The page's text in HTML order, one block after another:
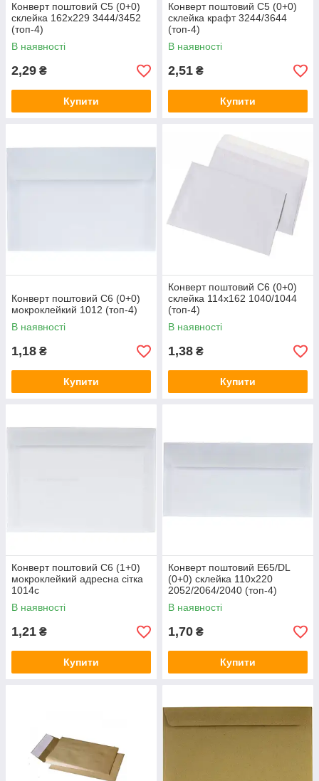
Конверт поштовий C5 (0+0)
склейка 162х229 3444/3452
(топ-4)
В наявності
2,29 ₴
Купити
Конверт поштовий C5 (0+0)
склейка крафт 3244/3644
(топ-4)
В наявності
2,51 ₴
Купити
Конверт поштовий C6 (0+0)
мокроклейкий 1012 (топ-4)
В наявності
1,18 ₴
Купити
Конверт поштовий C6 (0+0)
склейка 114х162 1040/1044
(топ-4)
В наявності
1,38 ₴
Купити
Конверт поштовий C6 (1+0)
мокроклейкий адресна сітка
1014c
В наявності
1,21 ₴
Купити
Конверт поштовий E65/DL
(0+0) склейка 110х220
2052/2064/2040 (топ-4)
В наявності
1,70 ₴
Купити